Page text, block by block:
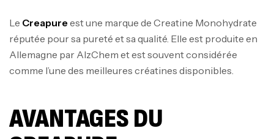
Le Creapure est une marque de Creatine Monohydrate
réputée pour sa pureté et sa qualité. Elle est produite en
Allemagne par AlzChem et est souvent considérée
comme l’une des meilleures créatines disponibles.
AVANTAGES DU